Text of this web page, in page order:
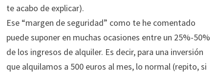
te acabo de explicar).
Ese “margen de seguridad” como te he comentado
puede suponer en muchas ocasiones entre un 25%-50%
de los ingresos de alquiler. Es decir, para una inversión
que alquilamos a 500 euros al mes, lo normal (repito, si